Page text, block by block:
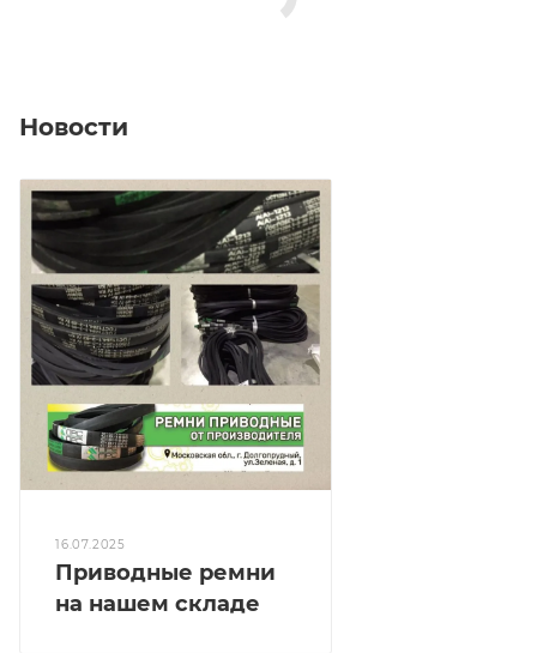
Новости
16.07.2025
Приводные ремни
на нашем складе